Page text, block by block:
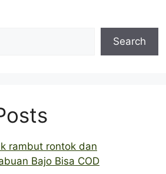
Search
rambut rontok dan
Bajo Bisa COD